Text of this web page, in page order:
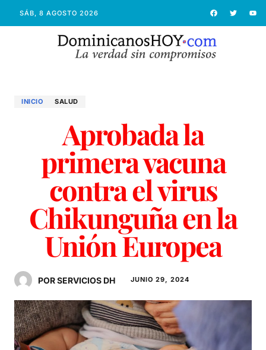
SÁB, 8 AGOSTO 2026
INICIO SALUD
Aprobada la
primera vacuna
contra el virus
Chikunguña en la
Unión Europea
POR SERVICIOS DH JUNIO 29, 2024